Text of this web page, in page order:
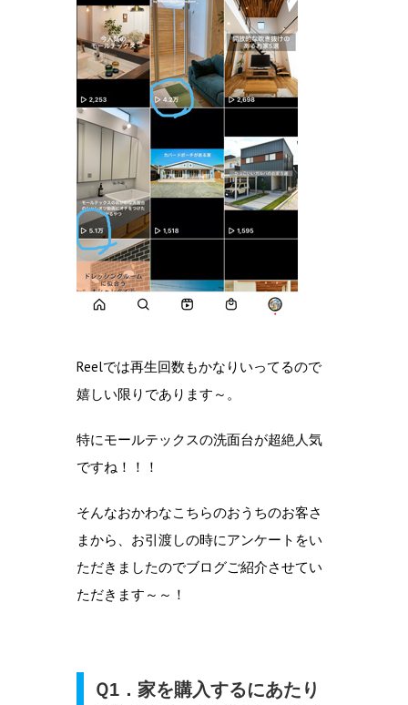
Reelでは再生回数もかなりいってるので
嬉しい限りであります～。
特にモールテックスの洗面台が超絶人気
ですね！！！
そんなおかわなこちらのおうちのお客さ
まから、お引渡しの時にアンケートをい
ただきましたのでブログご紹介させてい
ただきます～～！
Ｑ1．家を購入するにあたり